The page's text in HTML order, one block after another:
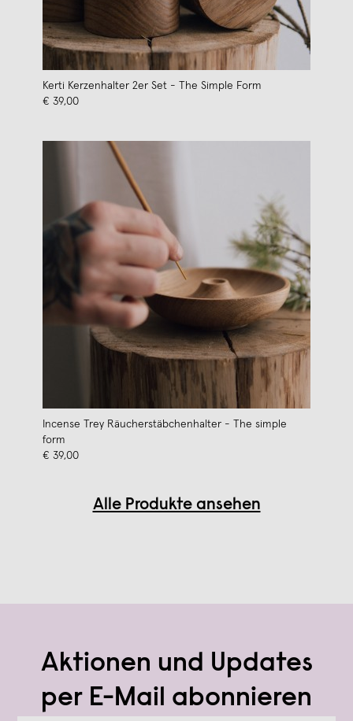
Kerti Kerzenhalter 2er Set - The Simple Form
€ 39,00
Incense Trey Räucherstäbchenhalter - The simple
form
€ 39,00
Alle Produkte ansehen
Aktionen und Updates
per E-Mail abonnieren